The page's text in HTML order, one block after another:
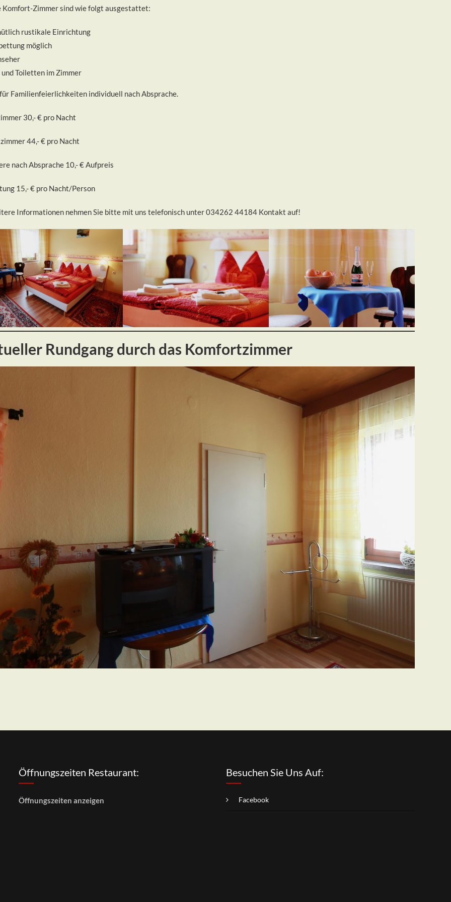
Komfort-Zimmer sind wie folgt ausgestattet:
rustikale Einrichtung
möglich
und Toiletten im Zimmer
Familienfeierlichkeiten individuell nach Absprache.
30,- € pro Nacht
44,- € pro Nacht
nach Absprache 10,- € Aufpreis
15,- € pro Nacht/Person
Informationen nehmen Sie bitte mit uns telefonisch unter 034262 44184 Kontakt auf!
Rundgang durch das Komfortzimmer
Öffnungszeiten Restaurant:
Öffnungszeiten anzeigen
Besuchen Sie Uns Auf:
Facebook